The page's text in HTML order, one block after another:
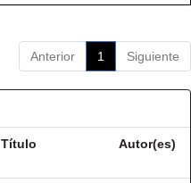
Anterior 1 Siguiente
Título Autor(es)